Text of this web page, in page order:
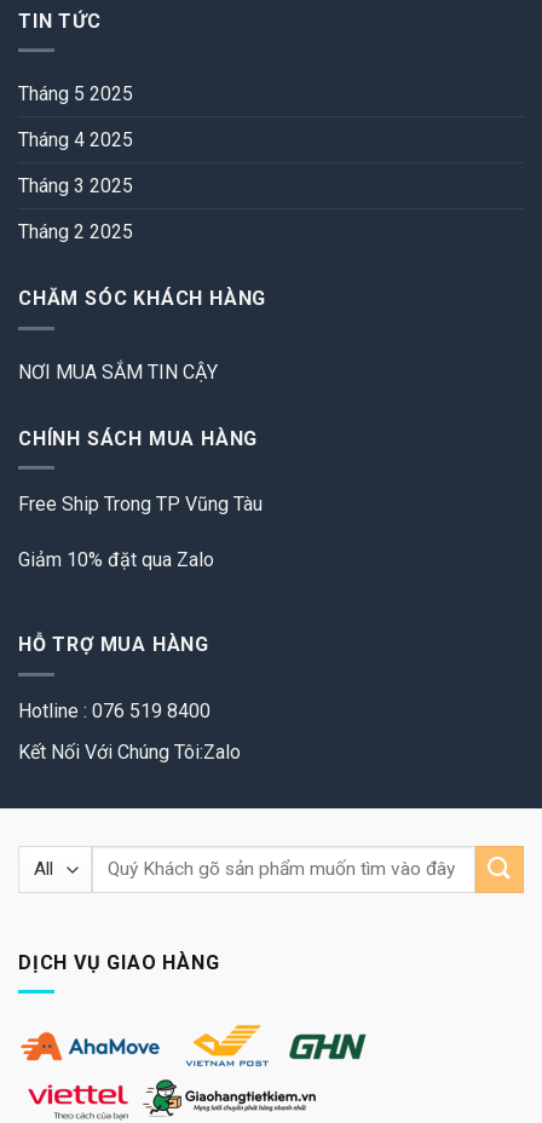
TIN TỨC
Tháng 5 2025
Tháng 4 2025
Tháng 3 2025
Tháng 2 2025
CHĂM SÓC KHÁCH HÀNG
NƠI MUA SẮM TIN CẬY
CHÍNH SÁCH MUA HÀNG
Free Ship Trong TP Vũng Tàu
Giảm 10% đặt qua Zalo
HỖ TRỢ MUA HÀNG
Hotline : 076 519 8400
Kết Nối Với Chúng Tôi:Zalo
Tìm
DỊCH VỤ GIAO HÀNG